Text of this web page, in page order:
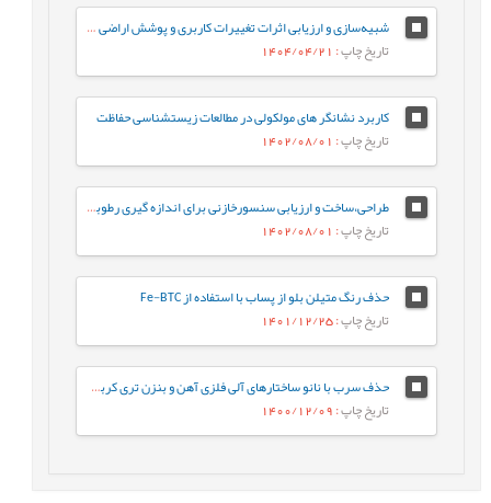
شبیه‌سازی و ارزیابی اثرات تغییرات کاربری و پوشش اراضی در درون و پیرامون مناطق حفاظت شده استان لرستان، ایران
تاریخ چاپ: 1404/04/21
کاربرد نشانگر های مولکولی در مطالعات زیست‎شناسی حفاظت
تاریخ چاپ: 1402/08/01
طراحی،ساخت و ارزیابی سنسورخازنی برای اندازه گیری رطوبت خاک
تاریخ چاپ: 1402/08/01
حذف رنگ متیلن بلو از پساب با استفاده از Fe-BTC
تاریخ چاپ: 1401/12/25
حذف سرب با نانو ساختارهای آلی فلزی آهن و بنزن تری کربوکسیلات از محلول آبی
تاریخ چاپ: 1400/12/09